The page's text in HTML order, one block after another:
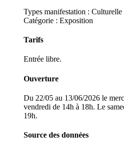
Types manifestation : Culturelle
Catégorie : Exposition
Tarifs
Entrée libre.
Ouverture
Du 22/05 au 13/06/2026 le
vendredi de 14h à 18h. Le
19h.
Source des données